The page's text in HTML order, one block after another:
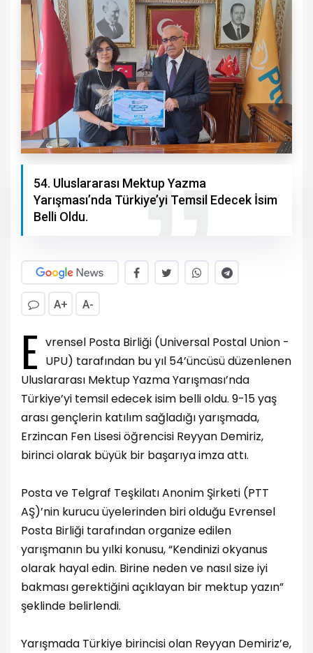
54. Uluslararası Mektup Yazma
Yarışması’nda Türkiye’yi Temsil Edecek İsim
Belli Oldu.
A+ A-
E vrensel Posta Birliği (Universal Postal Union -
UPU) tarafından bu yıl 54’üncüsü düzenlenen
Uluslararası Mektup Yazma Yarışması’nda
Türkiye’yi temsil edecek isim belli oldu. 9-15 yaş
arası gençlerin katılım sağladığı yarışmada,
Erzincan Fen Lisesi öğrencisi Reyyan Demiriz,
birinci olarak büyük bir başarıya imza attı.
Posta ve Telgraf Teşkilatı Anonim Şirketi (PTT
AŞ)’nin kurucu üyelerinden biri olduğu Evrensel
Posta Birliği tarafından organize edilen
yarışmanın bu yılki konusu, “Kendinizi okyanus
olarak hayal edin. Birine neden ve nasıl size iyi
bakması gerektiğini açıklayan bir mektup yazın”
şeklinde belirlendi.
Yarışmada Türkiye birincisi olan Reyyan Demiriz’e,